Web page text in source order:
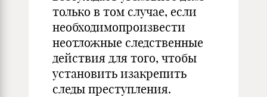
только в том случае, если
необходимопроизвести
неотложные следст­венные
действия для того, чтобы
установить изакрепить
следы преступления.